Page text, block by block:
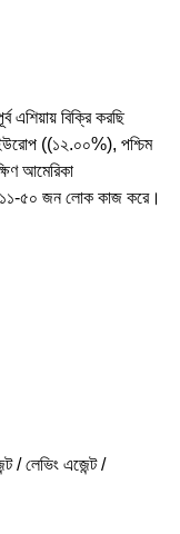
এশিয়ায় বিক্রি করছি
((১২.০০%), পশ্চিম
আমেরিকা
৫০ জন লোক কাজ করে।
/ লেভিং এজেন্ট /